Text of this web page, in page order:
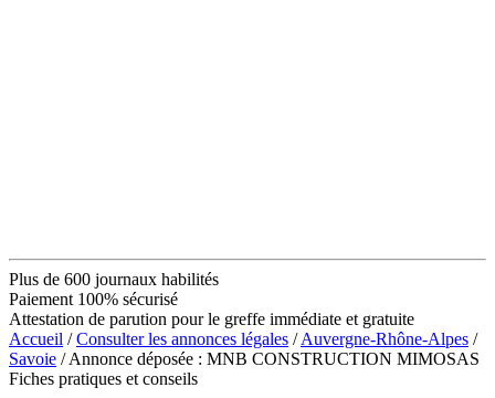
Plus de 600 journaux habilités
Paiement 100% sécurisé
Attestation de parution pour le greffe immédiate et gratuite
Accueil /Consulter les annonces légales /Auvergne-Rhône-Alpes /
Savoie / Annonce déposée : MNB CONSTRUCTION MIMOSAS
Fiches pratiques et conseils